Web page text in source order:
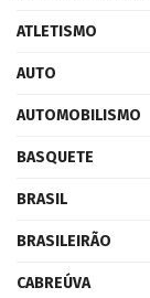
ATLETISMO
AUTO
AUTOMOBILISMO
BASQUETE
BRASIL
BRASILEIRÃO
CABREÚVA